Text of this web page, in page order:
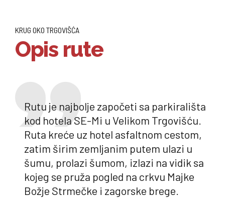
KRUG OKO TRGOVIŠĆA
Opis rute
Rutu je najbolje započeti sa parkirališta
kod hotela SE-Mi u Velikom Trgovišću.
Ruta kreće uz hotel asfaltnom cestom,
zatim širim zemljanim putem ulazi u
šumu, prolazi šumom, izlazi na vidik sa
kojeg se pruža pogled na crkvu Majke
Božje Strmečke i zagorske brege.